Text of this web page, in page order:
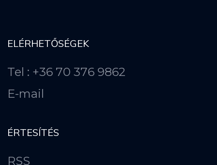
ELÉRHETŐSÉGEK
Tel : +36 70 376 9862
E-mail
ÉRTESÍTÉS
RSS